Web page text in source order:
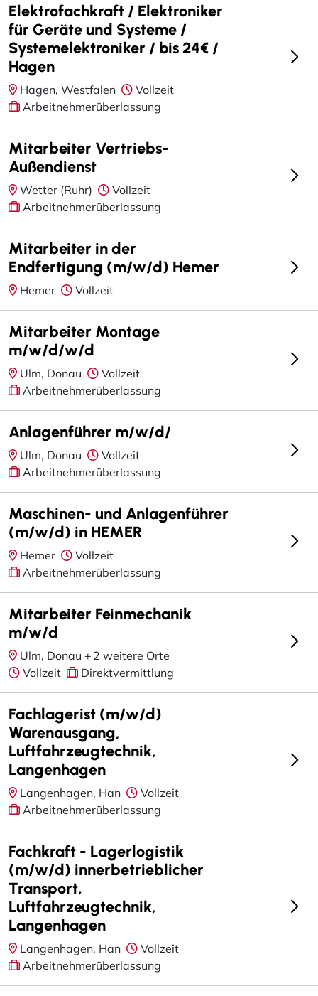
Elektrofachkraft / Elektroniker
für Geräte und Systeme /
Systemelektroniker / bis 24€ /
Hagen
Hagen, Westfalen
Vollzeit
Arbeitnehmerüberlassung
Mitarbeiter Vertriebs-
Außendienst
Wetter (Ruhr)
Vollzeit
Arbeitnehmerüberlassung
Mitarbeiter in der
Endfertigung (m/w/d) Hemer
Hemer Vollzeit
Mitarbeiter Montage
m/w/d/w/d
Ulm, Donau
Vollzeit
Arbeitnehmerüberlassung
Anlagenführer m/w/d/
Ulm, Donau
Vollzeit
Arbeitnehmerüberlassung
Maschinen- und Anlagenführer
(m/w/d) in HEMER
Hemer
Vollzeit
Arbeitnehmerüberlassung
Mitarbeiter Feinmechanik
m/w/d
Ulm, Donau + 2 weitere Orte
Vollzeit
Direktvermittlung
Fachlagerist (m/w/d)
Warenausgang,
Luftfahrzeugtechnik,
Langenhagen
Langenhagen, Han
Vollzeit
Arbeitnehmerüberlassung
Fachkraft - Lagerlogistik
(m/w/d) innerbetrieblicher
Transport,
Luftfahrzeugtechnik,
Langenhagen
Langenhagen, Han
Vollzeit
Arbeitnehmerüberlassung